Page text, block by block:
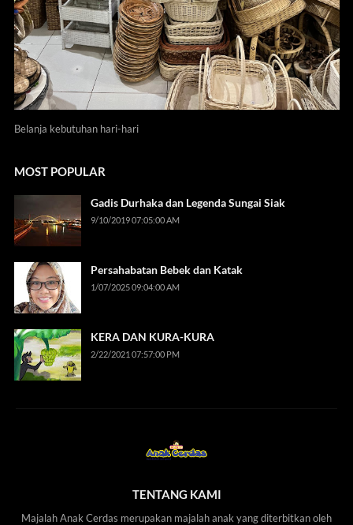
Belanja kebutuhan hari-hari
MOST POPULAR
Gadis Durhaka dan Legenda Sungai Siak
9/10/2019 07:05:00 AM
Persahabatan Bebek dan Katak
1/07/2025 09:04:00 AM
KERA DAN KURA-KURA
2/22/2021 07:57:00 PM
TENTANG KAMI
Majalah Anak Cerdas merupakan majalah anak yang diterbitkan oleh